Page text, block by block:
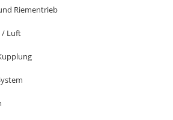
Riementrieb
/ Luft